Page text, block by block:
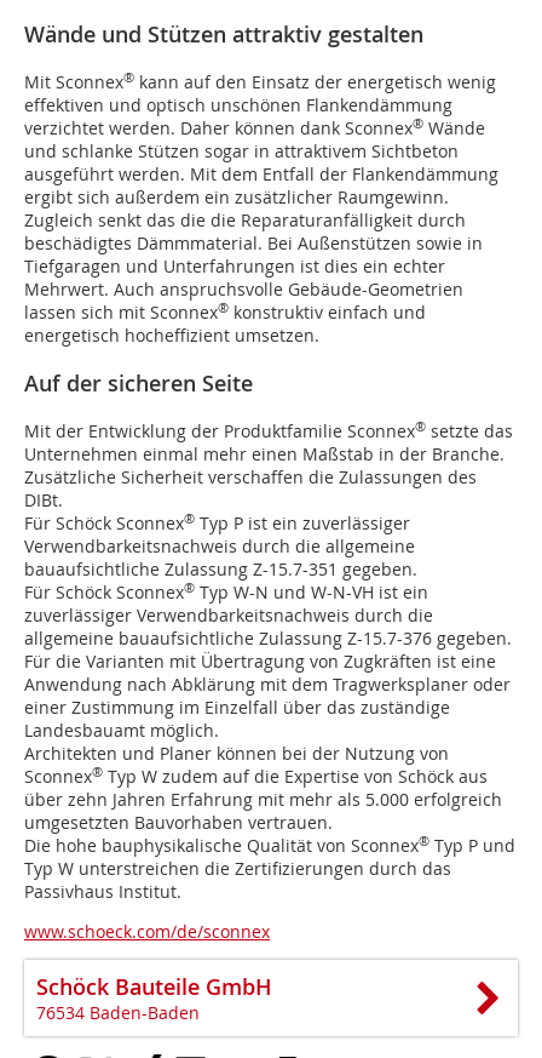
Wände und Stützen attraktiv gestalten
Mit Sconnex® kann auf den Einsatz der energetisch wenig
effektiven und optisch unschönen Flankendämmung
verzichtet werden. Daher können dank Sconnex® Wände
und schlanke Stützen sogar in attraktivem Sichtbeton
ausgeführt werden. Mit dem Entfall der Flankendämmung
ergibt sich außerdem ein zusätzlicher Raumgewinn.
Zugleich senkt das die die Reparaturanfälligkeit durch
beschädigtes Dämmmaterial. Bei Außenstützen sowie in
Tiefgaragen und Unterfahrungen ist dies ein echter
Mehrwert. Auch anspruchsvolle Gebäude-Geometrien
lassen sich mit Sconnex® konstruktiv einfach und
energetisch hocheffizient umsetzen.
Auf der sicheren Seite
Mit der Entwicklung der Produktfamilie Sconnex® setzte das
Unternehmen einmal mehr einen Maßstab in der Branche.
Zusätzliche Sicherheit verschaffen die Zulassungen des
DIBt.
Für Schöck Sconnex® Typ P ist ein zuverlässiger
Verwendbarkeitsnachweis durch die allgemeine
bauaufsichtliche Zulassung Z-15.7-351 gegeben.
Für Schöck Sconnex® Typ W-N und W-N-VH ist ein
zuverlässiger Verwendbarkeitsnachweis durch die
allgemeine bauaufsichtliche Zulassung Z-15.7-376 gegeben.
Für die Varianten mit Übertragung von Zugkräften ist eine
Anwendung nach Abklärung mit dem Tragwerksplaner oder
einer Zustimmung im Einzelfall über das zuständige
Landesbauamt möglich.
Architekten und Planer können bei der Nutzung von
Sconnex® Typ W zudem auf die Expertise von Schöck aus
über zehn Jahren Erfahrung mit mehr als 5.000 erfolgreich
umgesetzten Bauvorhaben vertrauen.
Die hohe bauphysikalische Qualität von Sconnex® Typ P und
Typ W unterstreichen die Zertifizierungen durch das
Passivhaus Institut.
www.schoeck.com/de/sconnex
Schöck Bauteile GmbH
76534 Baden-Baden